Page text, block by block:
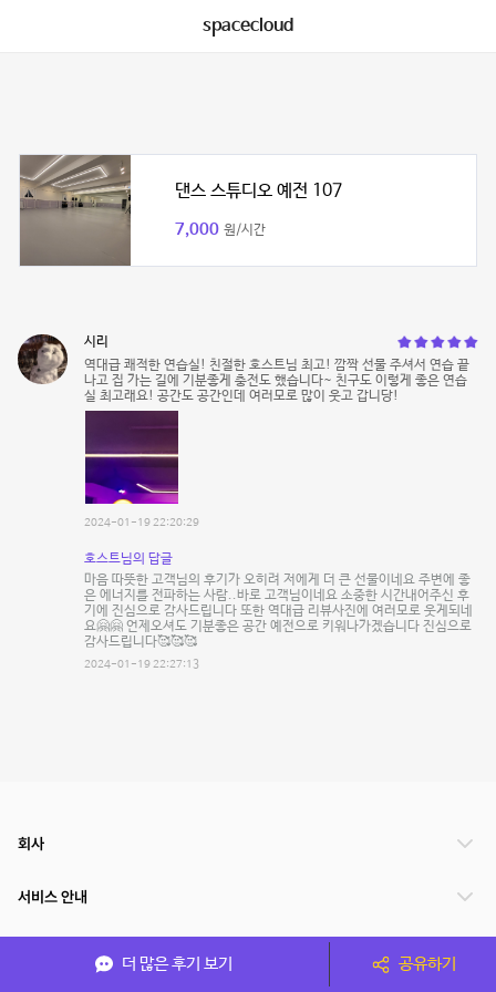
spacecloud
댄스 스튜디오 예전 107
7,000 원/시간
시리
역대급 쾌적한 연습실! 친절한 호스트님 최고! 깜짝 선물 주셔서 연습 끝
나고 집 가는 길에 기분좋게 충전도 했습니다~ 친구도 이렇게 좋은 연습
실 최고래요! 공간도 공간인데 여러모로 많이 웃고 갑니당!
2024-01-19 22:20:29
호스트님의 답글
마음 따뜻한 고객님의 후기가 오히려 저에게 더 큰 선물이네요 주변에 좋
은 에너지를 전파하는 사람..바로 고객님이네요 소중한 시간내어주신 후
기에 진심으로 감사드립니다 또한 역대급 리뷰사진에 여러모로 웃게되네
요🤗🤗 언제오셔도 기분좋은 공간 예전으로 키워나가겠습니다 진심으로
감사드립니다🥰🥰🥰
2024-01-19 22:27:13
더 많은 후기 보기 공유하기
회사
서비스 안내